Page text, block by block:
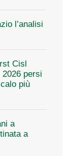
l’analisi
Cisl
persi
più
a
a